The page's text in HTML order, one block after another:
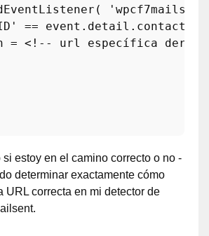
(
==
= <!-- url específica
si estoy en el camino correcto o no -
determinar exactamente cómo
URL correcta en mi detector de